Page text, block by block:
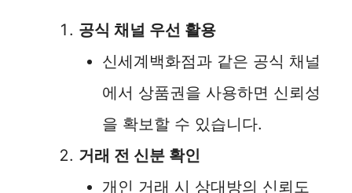
공식 채널 우선 활용
신세계백화점과 같은 공식 채널
에서 상품권을 사용하면 신뢰성
을 확보할 수 있습니다.
거래 전 신분 확인
개인 거래 시 상대방의 신뢰도